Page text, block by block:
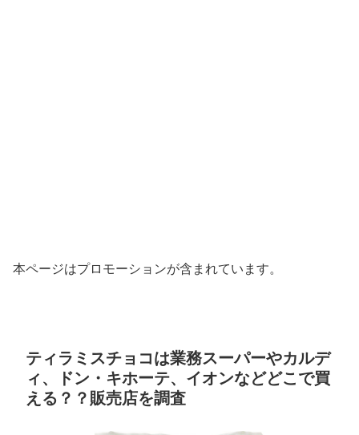
本ページはプロモーションが含まれています。
ティラミスチョコは業務スーパーやカルデ
ィ、ドン・キホーテ、イオンなどどこで買
える？？販売店を調査